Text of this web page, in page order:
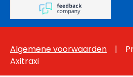
Algemene voorwaarden |
Axitraxi